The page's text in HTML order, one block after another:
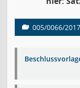
005/0066/2017